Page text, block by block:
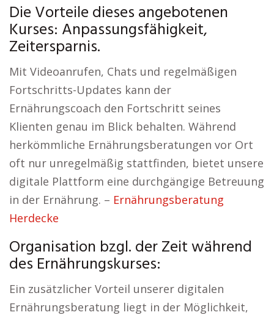
Die Vorteile dieses angebotenen
Kurses: Anpassungsfähigkeit,
Zeitersparnis.
Mit Videoanrufen, Chats und regelmäßigen
Fortschritts-Updates kann der
Ernährungscoach den Fortschritt seines
Klienten genau im Blick behalten. Während
herkömmliche Ernährungsberatungen vor Ort
oft nur unregelmäßig stattfinden, bietet unsere
digitale Plattform eine durchgängige Betreuung
in der Ernährung. – Ernährungsberatung
Herdecke
Organisation bzgl. der Zeit während
des Ernährungskurses:
Ein zusätzlicher Vorteil unserer digitalen
Ernährungsberatung liegt in der Möglichkeit,